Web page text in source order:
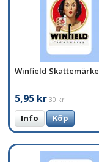
Winfield Skattemärke
5,95 kr 30 kr
Info Köp